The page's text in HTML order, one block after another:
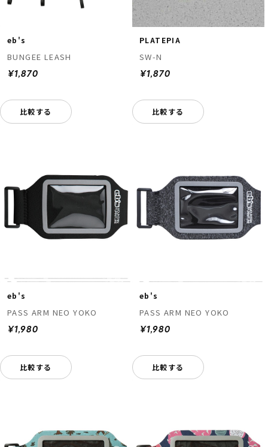
eb's
BUNGEE LEASH
¥1,870
比較する
PLATEPIA
SW-N
¥1,870
比較する
eb's
PASS ARM NEO YOKO
¥1,980
比較する
eb's
PASS ARM NEO YOKO
¥1,980
比較する